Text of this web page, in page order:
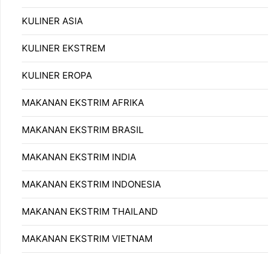
KULINER ASIA
KULINER EKSTREM
KULINER EROPA
MAKANAN EKSTRIM AFRIKA
MAKANAN EKSTRIM BRASIL
MAKANAN EKSTRIM INDIA
MAKANAN EKSTRIM INDONESIA
MAKANAN EKSTRIM THAILAND
MAKANAN EKSTRIM VIETNAM